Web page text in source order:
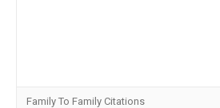
Family To Family Citations